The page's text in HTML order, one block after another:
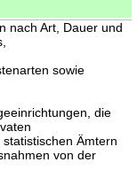
nach Art, Dauer und
sowie
die
Ämtern
von der